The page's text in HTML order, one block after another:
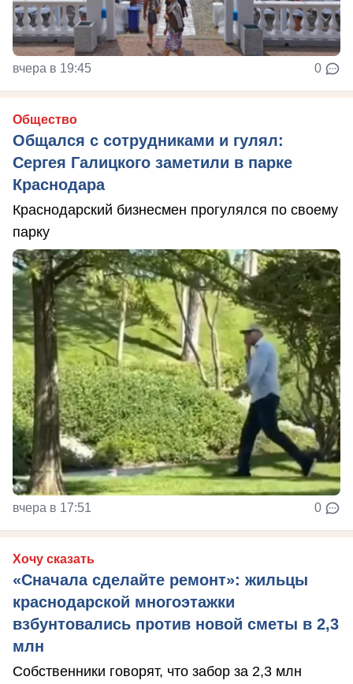
вчера в 19:45 0
Общество
Общался с сотрудниками и гулял:
Сергея Галицкого заметили в парке
Краснодара
Краснодарский бизнесмен прогулялся по своему
парку
вчера в 17:51 0
Хочу сказать
«Сначала сделайте ремонт»: жильцы
краснодарской многоэтажки
взбунтовались против новой сметы в 2,3
млн
Собственники говорят, что забор за 2,3 млн